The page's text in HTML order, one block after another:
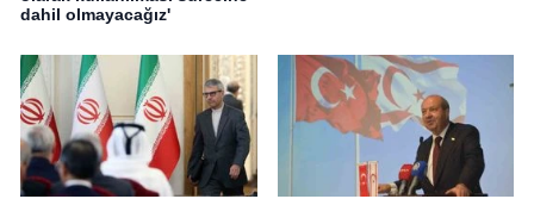
dahil olmayacağız'